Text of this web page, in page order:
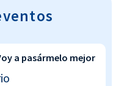
Voy a pasármelo mejor